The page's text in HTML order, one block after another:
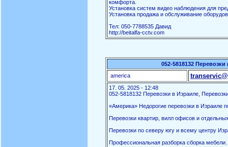
комфорта.
Установка систем видео наблюдения для
Установка продажа и обслуживание
Тел: 050-7788535 Давид
http://beitalfa-cctv.com
052-5818132
america
17. 05. 2025 - 12:48
052-5818132 Перевозки в Израиле,
«Америка» Недорогие перевозки в Израиле
Перевозки квартир, вилл офисов и
Перевозки по северу югу и всему центру
Профессиональная разборка сборка мебели.